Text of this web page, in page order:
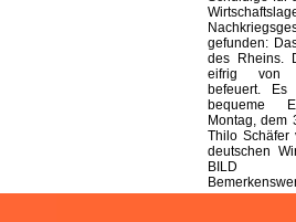
gefunden:
des Rheins.
eifrig von
befeuert.
bequeme
Montag, dem
Thilo Schäfer
deutschen
BILD